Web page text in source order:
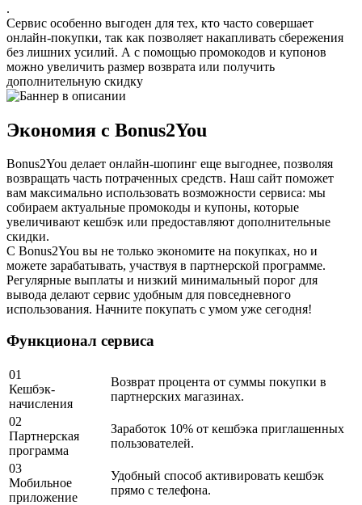
.
Сервис особенно выгоден для тех, кто часто совершает
онлайн-покупки, так как позволяет накапливать сбережения
без лишних усилий. А с помощью промокодов и купонов
можно увеличить размер возврата или получить
дополнительную скидку
Экономия с Bonus2You
Bonus2You делает онлайн-шопинг еще выгоднее, позволяя
возвращать часть потраченных средств. Наш сайт поможет
вам максимально использовать возможности сервиса: мы
собираем актуальные промокоды и купоны, которые
увеличивают кешбэк или предоставляют дополнительные
скидки.
С Bonus2You вы не только экономите на покупках, но и
можете зарабатывать, участвуя в партнерской программе.
Регулярные выплаты и низкий минимальный порог для
вывода делают сервис удобным для повседневного
использования. Начните покупать с умом уже сегодня!
Функционал сервиса
01
Кешбэк-
начисления
Возврат процента от суммы покупки в
партнерских магазинах.
02
Партнерская
программа
Заработок 10% от кешбэка приглашенных
пользователей.
03
Мобильное
приложение
Удобный способ активировать кешбэк
прямо с телефона.